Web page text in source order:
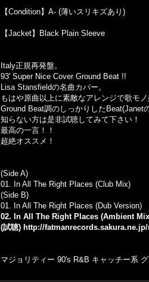
【Condition】A- (薄いスリキズあり)
【Jacket】Black Plain Sleeve
Italy正規再発盤。
93' Super Nice Cover Ground Beat !!
Lisa Stansfieldの名曲カバー。
もはや原曲以上に素敵なアレンジで歌モ
Ground Beat調のしっかりした
知らない方は是非試聴してみて下さい！
最高の一言！！
超絶オススメ！
(Side A)
01. In All The Right Places (Club Mix)
(Side B)
01. In All The Right Places (Dub Version)
02. In All The Right Places (Ambient
(試聴) http://
マジョリティー 90's R&B キャッチー系